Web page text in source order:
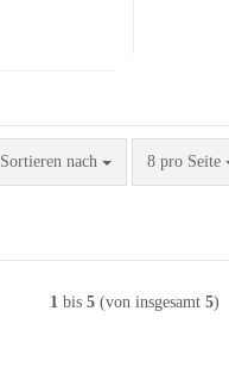
Sortieren nach
Sortieren nach 8 pro Seite
pro Seite
1bis 5(von insgesamt 5)